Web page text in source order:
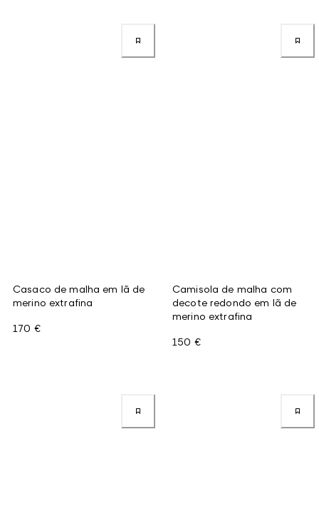
Casaco de malha em lã de
merino extrafina
170 €
Camisola de malha com
decote redondo em lã de
merino extrafina
150 €